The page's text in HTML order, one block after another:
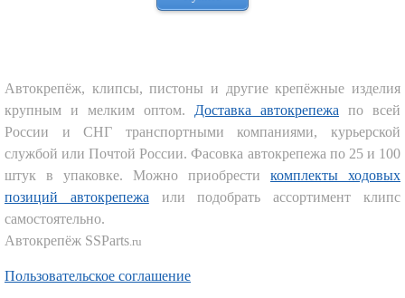
Автокрепёж, клипсы, пистоны и другие крепёжные изделия
крупным и мелким оптом. Доставка автокрепежа по всей
России и СНГ транспортными компаниями, курьерской
службой или Почтой России. Фасовка автокрепежа по 25 и 100
штук в упаковке. Можно приобрести комплекты ходовых
позиций автокрепежа или подобрать ассортимент клипс
самостоятельно.
Автокрепёж SSParts.ru
Пользовательское соглашение